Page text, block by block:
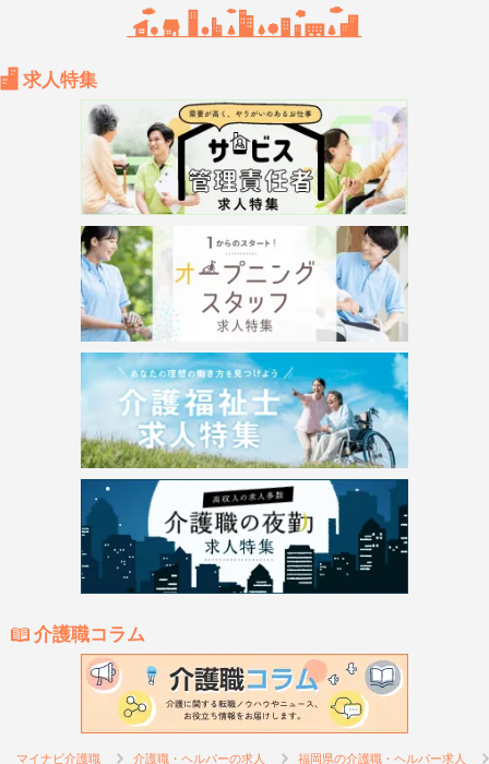
求人特集
介護職コラム
マイナビ介護職 介護職・ヘルパーの求人 福岡県の介護職・ヘルパー求人